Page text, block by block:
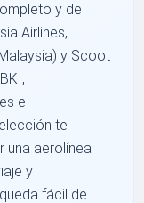
y de
Airlines,
y Scoot
e
te
una aerolínea
y
fácil de